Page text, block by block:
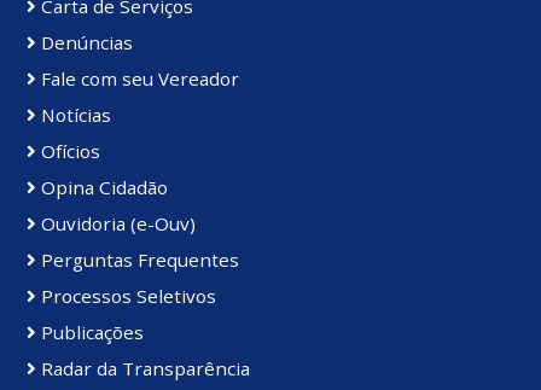
Carta de Serviços
Denúncias
Fale com seu Vereador
Notícias
Ofícios
Opina Cidadão
Ouvidoria (e-Ouv)
Perguntas Frequentes
Processos Seletivos
Publicações
Radar da Transparência